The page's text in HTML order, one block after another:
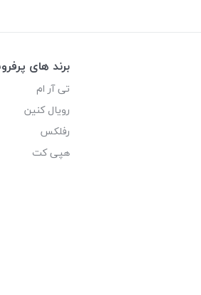
برند های
تی آر ام
رویال کنین
رفلکس
هپی کت